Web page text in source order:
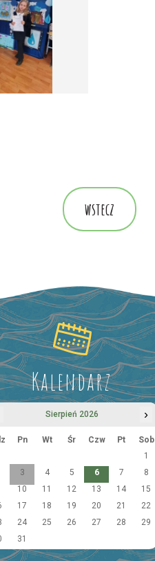
wstecz
Kalendarz
Sierpień 2026 ›
Pn Wt Śr Czw Pt
Sob
1
3 4 5 6 7
8
10 11 12 13 14
15
17 18 19 20 21
22
24 25 26 27 28
29
31